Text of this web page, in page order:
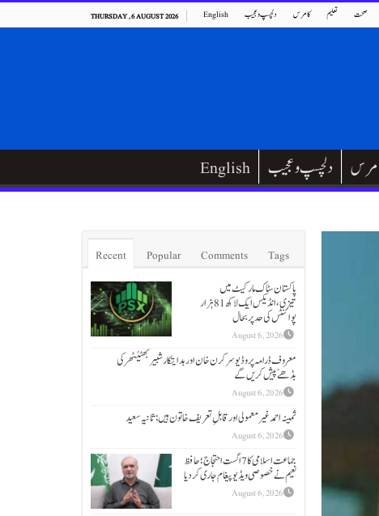
THURSDAY , 6 AUGUST 2026 English دلچسپ و عجیب کامرس تعلیم صحت
English دلچسپ و عجیب
Recent Popular Comments
Tags
پاکستان سٹاک مارکیٹ میں
تیزی،انڈیکس ایک لاکھ 81 ہزار
پوائنٹس کی حد پر بحال
August 6, 2026
معروف ڈرامہ پروڈیوسر کرن خان اور ہدایتکار شبیر بھٹیًٹھرکی
بڈھےًپیش کریں گے
August 6, 2026
ثمینہ احمد غیر معمولی اور قابلِ تعریف خاتون ہیں: ثانیہ سعید
August 6, 2026
جماعت اسلامی کا 7 اگست احتجاج؛حافظ
نعیم نے خصوصی ویڈیو پیغام جاری کردیا
August 6, 2026